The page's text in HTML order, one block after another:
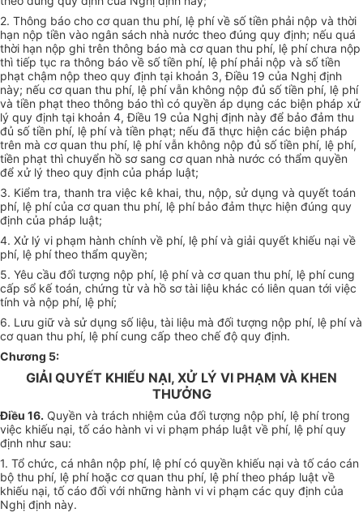
2. Thông báo cho cơ quan thu phí, lệ phí về số tiền phải nộp và thời
hạn nộp tiền vào ngân sách nhà nước theo đúng quy định; nếu quá
thời hạn nộp ghi trên thông báo mà cơ quan thu phí, lệ phí chưa nộp
thì tiếp tục ra thông báo về số tiền phí, lệ phí phải nộp và số tiền
phạt chậm nộp theo quy định tại khoản 3, Điều 19 của Nghị định
này; nếu cơ quan thu phí, lệ phí vẫn không nộp đủ số tiền phí, lệ phí
và tiền phạt theo thông báo thì có quyền áp dụng các biện pháp xử
lý quy định tại khoản 4, Điều 19 của Nghị định này để bảo đảm thu
đủ số tiền phí, lệ phí và tiền phạt; nếu đã thực hiện các biện pháp
trên mà cơ quan thu phí, lệ phí vẫn không nộp đủ số tiền phí, lệ phí,
tiền phạt thì chuyển hồ sơ sang cơ quan nhà nước có thẩm quyền
để xử lý theo quy định của pháp luật;
3. Kiểm tra, thanh tra việc kê khai, thu, nộp, sử dụng và quyết toán
phí, lệ phí của cơ quan thu phí, lệ phí bảo đảm thực hiện đúng quy
định của pháp luật;
4. Xử lý vi phạm hành chính về phí, lệ phí và giải quyết khiếu nại về
phí, lệ phí theo thẩm quyền;
5. Yêu cầu đối tượng nộp phí, lệ phí và cơ quan thu phí, lệ phí cung
cấp sổ kế toán, chứng từ và hồ sơ tài liệu khác có liên quan tới việc
tính và nộp phí, lệ phí;
6. Lưu giữ và sử dụng số liệu, tài liệu mà đối tượng nộp phí, lệ phí và
cơ quan thu phí, lệ phí cung cấp theo chế độ quy định.
Chương 5:
GIẢI QUYẾT KHIẾU NẠI, XỬ LÝ VI PHẠM VÀ KHEN
THƯỞNG
Điều 16. Quyền và trách nhiệm của đối tượng nộp phí, lệ phí trong
việc khiếu nại, tố cáo hành vi vi phạm pháp luật về phí, lệ phí quy
định như sau:
1. Tổ chức, cá nhân nộp phí, lệ phí có quyền khiếu nại và tố cáo cán
bộ thu phí, lệ phí hoặc cơ quan thu phí, lệ phí theo pháp luật về
khiếu nại, tố cáo đối với những hành vi vi phạm các quy định của
Nghị định này.